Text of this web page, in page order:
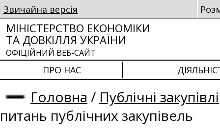
Звичайна версія
МІНІСТЕРСТВО ЕКОНОМІКИ
ТА ДОВКІЛЛЯ УКРАЇНИ
ОФІЦІЙНИЙ ВЕБ-САЙТ
ПРО НАС
Головна / Публічні закупівлі
питань публічних закупівель